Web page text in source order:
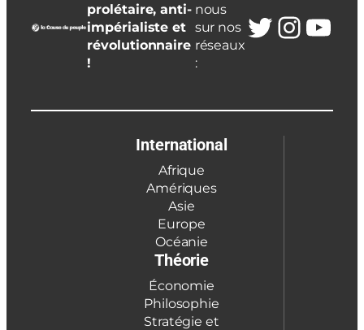
prolétaire, anti-
impérialiste et
révolutionnaire
!
nous
sur nos
réseaux
:
Twitter
International
Afrique
Amériques
Asie
Europe
Océanie
Théorie
Économie
Philosophie
Stratégie et